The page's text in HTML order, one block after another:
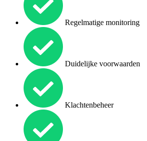
Regelmatige monitoring
Duidelijke voorwaarden
Klachtenbeheer